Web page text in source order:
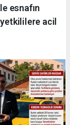
esnafın
acil